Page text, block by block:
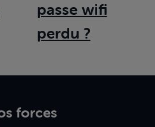
passe wifi
perdu ?
forces